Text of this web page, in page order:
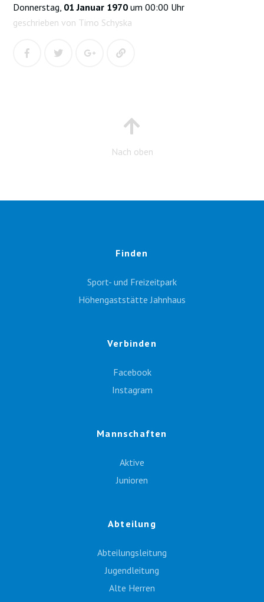
Donnerstag, 01 Januar 1970 um 00:00 Uhr
geschrieben von Timo Schyska
Nach oben
Finden
Sport- und Freizeitpark
Höhengaststätte Jahnhaus
Verbinden
Facebook
Instagram
Mannschaften
Aktive
Junioren
Abteilung
Abteilungsleitung
Jugendleitung
Alte Herren